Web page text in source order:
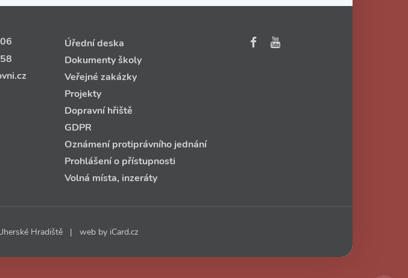
Úřední deska
Dokumenty školy
Veřejné zakázky
Projekty
Dopravní hřiště
GDPR
Oznámení protiprávního jednání
Prohlášení o přístupnosti
Volná místa, inzeráty
Hradiště | web by iCard.cz